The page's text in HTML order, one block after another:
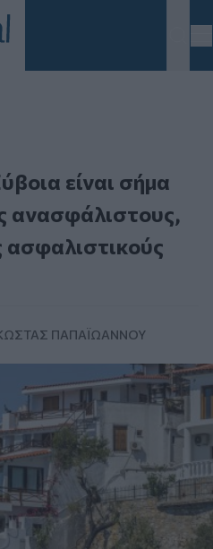
είναι σήμα
ανασφάλιστους,
ασφαλιστικούς
ΠΑΠΑΪΩΆΝΝΟΥ